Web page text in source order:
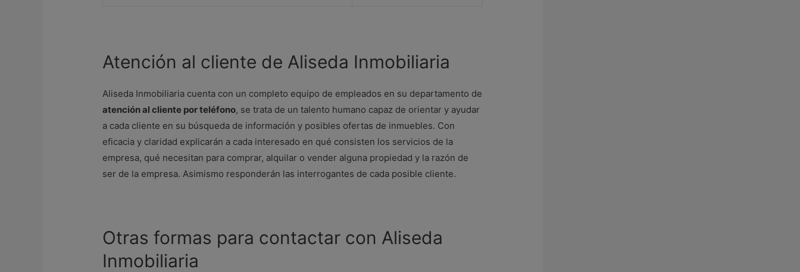
Atención al cliente de Aliseda Inmobiliaria
Aliseda Inmobiliaria cuenta con un completo equipo de empleados en su departamento de
atención al cliente por teléfono, se trata de un talento humano capaz de orientar y ayudar
a cada cliente en su búsqueda de información y posibles ofertas de inmuebles. Con
eficacia y claridad explicarán a cada interesado en qué consisten los servicios de la
empresa, qué necesitan para comprar, alquilar o vender alguna propiedad y la razón de
ser de la empresa. Asimismo responderán las interrogantes de cada posible cliente.
Otras formas para contactar con Aliseda
Inmobiliaria